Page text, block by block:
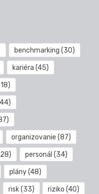
benchmarking (30)
kariéra (45)
organizovanie (87)
personál (34)
plány(48)
risk(33) riziko (40)